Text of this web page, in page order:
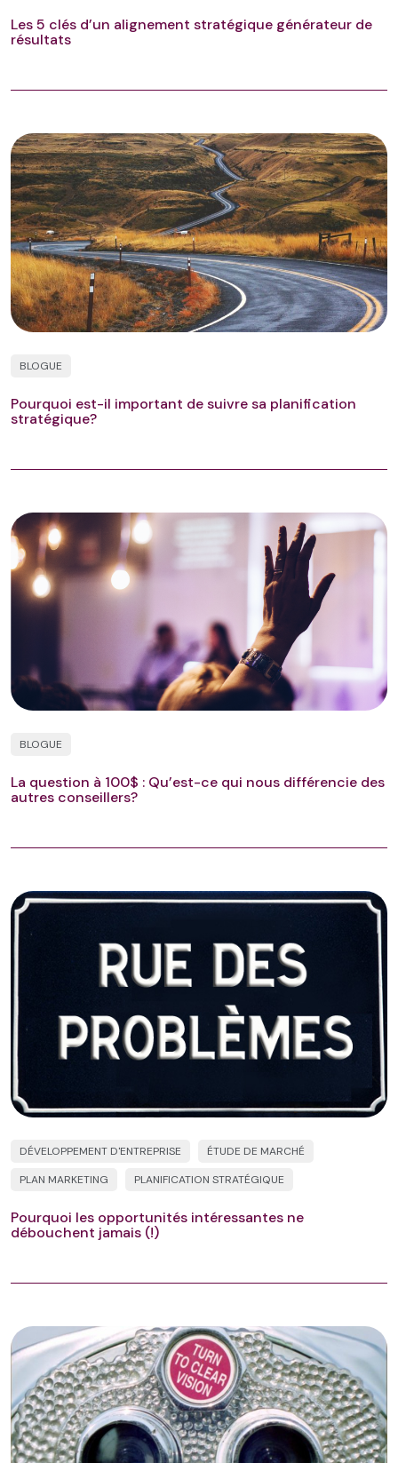
Les 5 clés d’un alignement stratégique générateur de
résultats
BLOGUE
Pourquoi est-il important de suivre sa planification
stratégique?
BLOGUE
La question à 100$ : Qu’est-ce qui nous différencie des
autres conseillers?
DÉVELOPPEMENT D'ENTREPRISE
ÉTUDE DE MARCHÉ
PLAN MARKETING
PLANIFICATION STRATÉGIQUE
Pourquoi les opportunités intéressantes ne
débouchent jamais (!)